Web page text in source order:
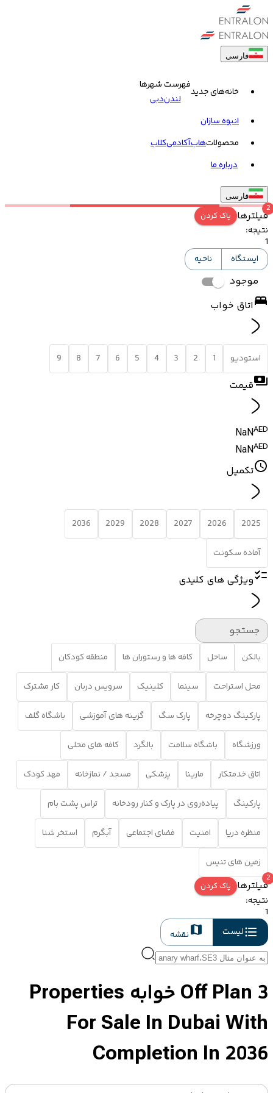
فارسی
خانه‌های جدید
فهرست شهرها
لندندبی
انبوه سازان
محصولاتهابآکادمیکلاب
درباره ما
فارسی
فیلترها
2
پاک کردن
نتیجه:
1
ایستگاه
ناحیه
موجود
اتاق خواب
استودیو 1
2
3
4
5
6
7
8
9
قیمت
NaNAED
NaNAED
تکمیل
2025
2026
2027
2028
2029
2036
آماده سکونت
ویژگی های کلیدی
جستجو
بالکن ساحل کافه ها و رستوران ها منطقه کودکان
محل استراحت سینما کلینیک سرویس دربان کار مشترک
پارکینگ دوچرخه پارک سگ گزینه های آموزشی باشگاه گلف
ورزشگاه باشگاه سلامت بالگرد کافه های محلی
اتاق خدمتکار مارینا پزشکی مسجد / نمازخانه مهد کودک
پارکینگ پیاده‌روی در پارک و کنار رودخانه تراس پشت بام
منظره دریا امنیت فضای اجتماعی آبگرم استخر شنا
زمین های تنیس
فیلترها
2
پاک کردن
نتیجه:
1
لیست
نقشه
Off Plan 3 خوابه Properties
For Sale In Dubai With
Completion In 2036